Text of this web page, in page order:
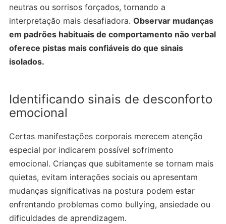
neutras ou sorrisos forçados, tornando a
interpretação mais desafiadora. Observar mudanças
em padrões habituais de comportamento não verbal
oferece pistas mais confiáveis do que sinais
isolados.
Identificando sinais de desconforto
emocional
Certas manifestações corporais merecem atenção
especial por indicarem possível sofrimento
emocional. Crianças que subitamente se tornam mais
quietas, evitam interações sociais ou apresentam
mudanças significativas na postura podem estar
enfrentando problemas como bullying, ansiedade ou
dificuldades de aprendizagem.